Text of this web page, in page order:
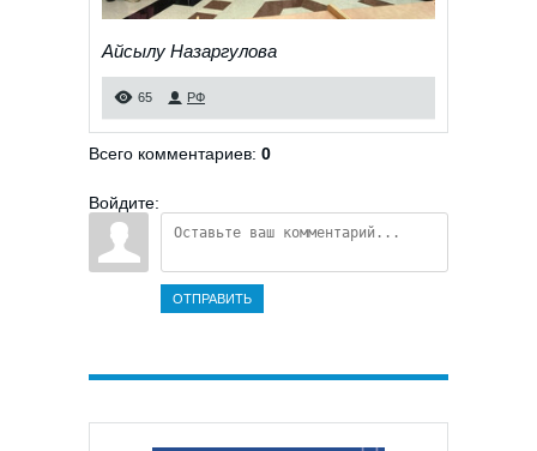
Айсылу Назаргулова
65 РФ
Всего комментариев: 0
Войдите:
ОТПРАВИТЬ